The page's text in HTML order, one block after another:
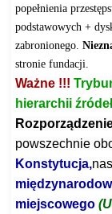
popełnienia
podstawowych +
zabronionego.
stronie fundacji.
Ważne !!!
hierarchii
powszechnie
Konstytucja,
miejscowego